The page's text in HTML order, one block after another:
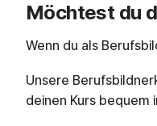
Möchtest du
Wenn du als
Unsere
deinen Kurs bequem